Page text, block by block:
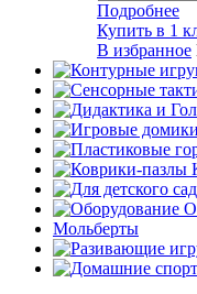
Подробнее
Купить в 1
В избранное
Мольберты